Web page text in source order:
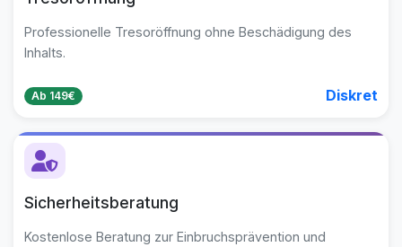
Professionelle Tresoröffnung ohne Beschädigung des
Inhalts.
Ab 149€ Diskret
Sicherheitsberatung
Kostenlose Beratung zur Einbruchsprävention und